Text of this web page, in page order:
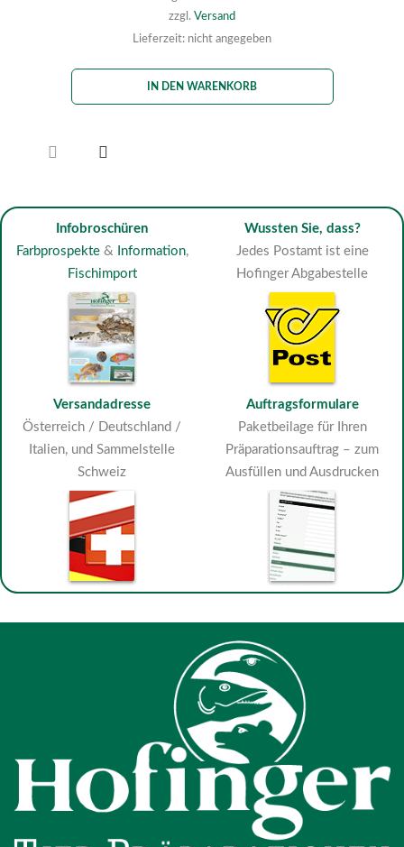
zzgl. Versand
Lieferzeit: nicht angegeben
IN DEN WARENKORB
Infobroschüren
Farbprospekte& Information,
Fischimport
Wussten Sie, dass?
Jedes Postamt ist eine
Hofinger Abgabestelle
Versandadresse
Österreich / Deutschland /
Italien, und Sammelstelle
Schweiz
Auftragsformulare
Paketbeilage für Ihren
Präparationsauftrag – zum
Ausfüllen und Ausdrucken